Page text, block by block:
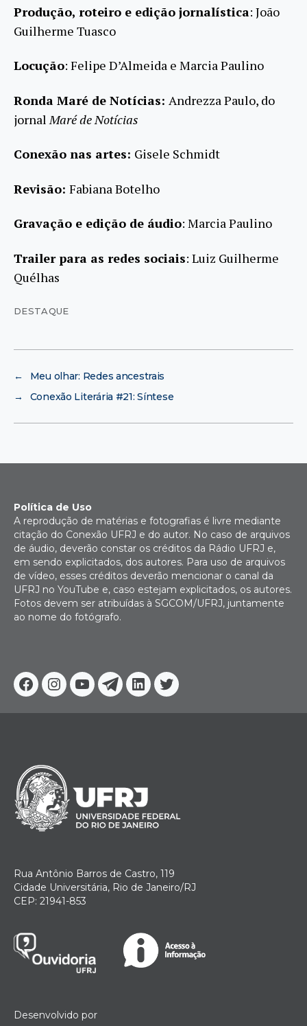
Produção, roteiro e edição jornalística: João
Guilherme Tuasco
Locução: Felipe D’Almeida e Marcia Paulino
Ronda Maré de Notícias: Andrezza Paulo, do
jornalMaré de Notícias
Conexão nas artes: Gisele Schmidt
Revisão: Fabiana Botelho
Gravação e edição de áudio: Marcia Paulino
Trailer para as redes sociais: Luiz Guilherme
Quélhas
DESTAQUE
←
Meu olhar: Redes ancestrais
→
Conexão Literária #21: Síntese
Facebook
Instagram
YoutubeTelegram
Linkedin
Twitter
Política de Uso
A reprodução de matérias e fotografias é livre mediante
citação do Conexão UFRJ e do autor. No caso de arquivos
de áudio, deverão constar os créditos da Rádio UFRJ e,
em sendo explicitados, dos autores. Para uso de arquivos
de vídeo, esses créditos deverão mencionar o canal da
UFRJ no YouTube e, caso estejam explicitados, os autores.
Fotos devem ser atribuídas à SGCOM/UFRJ, juntamente
ao nome do fotógrafo.
Rua Antônio Barros de Castro, 119
Cidade Universitária, Rio de Janeiro/RJ
CEP: 21941-853
Desenvolvido por